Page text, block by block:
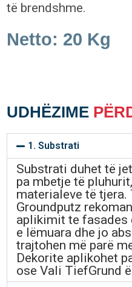
të brendshme.
Netto: 20 Kg
UDHËZIME
1. Substrati
Substrati duhet të
pa mbetje të
materialeve të
Groundputz
aplikimit te fasades
e lëmuara dhe jo
trajtohen më parë
Dekorite aplikohet
ose Vali TiefGrund